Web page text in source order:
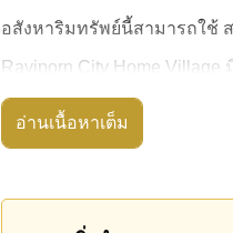
อสังหาริมทรัพย์นี้สามารถใช้
Raviporn City Home
เข้ามีไม้กั้น, มินิมาร์ท
สถานที่สำคัญใกล้ Raviporn
อสังหาริมทรัพย์นี้เปิดให้เช่าร
อ่านเนื้อหาเต็ม